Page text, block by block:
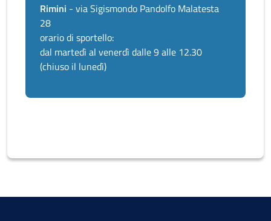
Rimini - via Sigismondo Pandolfo Malatesta
28
orario di sportello:
dal martedì al venerdì dalle 9 alle 12.30
(chiuso il lunedì)